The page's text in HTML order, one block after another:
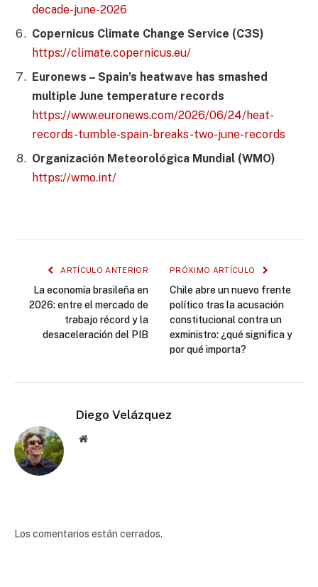
decade-june-2026
Copernicus Climate Change Service (C3S)
https://climate.copernicus.eu/
Euronews – Spain’s heatwave has smashed
multiple June temperature records
https://www.euronews.com/2026/06/24/heat-
records-tumble-spain-breaks-two-june-records
Organización Meteorológica Mundial (WMO)
https://wmo.int/
ARTÍCULO ANTERIOR
La economía brasileña en
2026: entre el mercado de
trabajo récord y la
desaceleración del PIB
PRÓXIMO ARTÍCULO
Chile abre un nuevo frente
político tras la acusación
constitucional contra un
exministro: ¿qué significa y
por qué importa?
Diego Velázquez
Website
Los comentarios están cerrados.